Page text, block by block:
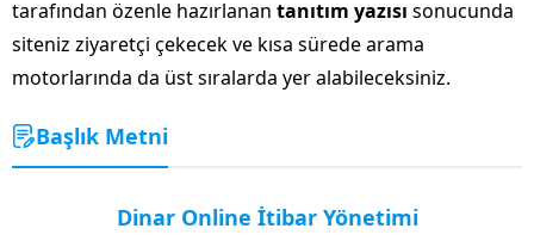
tarafından özenle hazırlanan tanıtım yazısı sonucunda
siteniz ziyaretçi çekecek ve kısa sürede arama
motorlarında da üst sıralarda yer alabileceksiniz.
Başlık Metni
Dinar Online İtibar Yönetimi